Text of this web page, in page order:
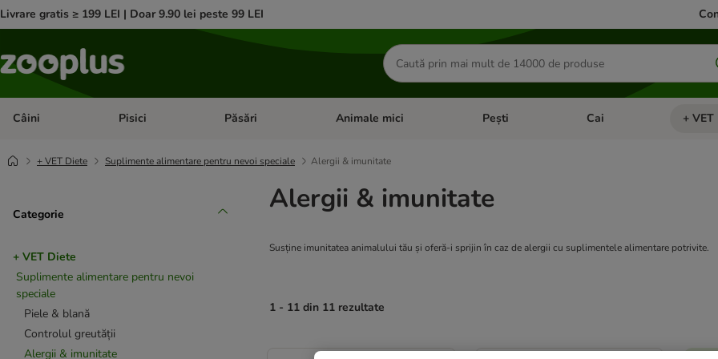
Livrare gratis ≥ 199 LEI | Doar 9.90 lei peste 99 LEI
Căutare
produse
Câini Deschideți meniul cu categorii: Câini
Pisici Deschideți meniul cu categorii: Pisici
Păsări Deschideți meniul cu categorii: Păsări
Animale mici Deschideți meniul cu categorii: Animale mici
Pești Deschideți meniul cu
Cai +
+ VET Diete Suplimente alimentare pentru nevoi speciale Alergii & imunitate
Categorie
+ VET Diete
Suplimente alimentare pentru nevoi
speciale
Piele & blană
Controlul greutății
Alergii & imunitate
Alergii & imunitate
Susține imunitatea animalului tău și oferă-i sprijin în caz de alergii cu suplimentele alimentare potrivite.
1 - 11 din 11 rezultate
product items have been changed